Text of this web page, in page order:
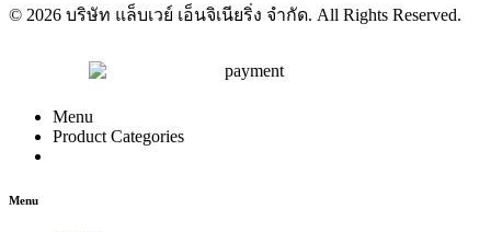
© 2026 บริษัท แล็บเวย์ เอ็นจิเนียริ่ง จำกัด. All Rights Reserved.
Menu
Product Categories
Menu